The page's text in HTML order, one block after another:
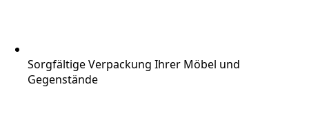
Sorgfältige Verpackung Ihrer Möbel und
Gegenstände